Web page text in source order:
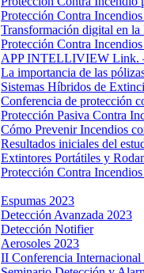
Protección Contra
Transformación digital en
Protección Contra
APP INTELLIVIEW Link.
La importancia de las
Sistemas Híbridos de
Conferencia de protección
Protección Pasiva Contra
Cómo Prevenir Incendios
Resultados iniciales del
Extintores Portátiles y
Protección Contra
Espumas 2023
Detección Avanzada 2023
Detección Notifier
Aerosoles 2023
II Conferencia